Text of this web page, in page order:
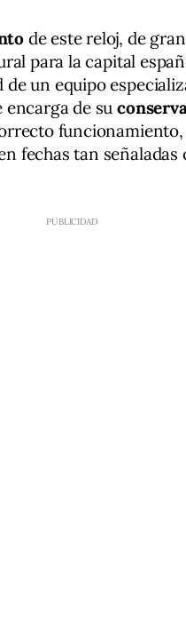
de este reloj, de
para la capital
de un equipo
encarga de su
funcionamiento,
fechas tan señaladas